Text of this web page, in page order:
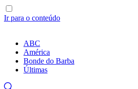
Ir para o conteúdo
ABC
América
Bonde do Barba
Últimas